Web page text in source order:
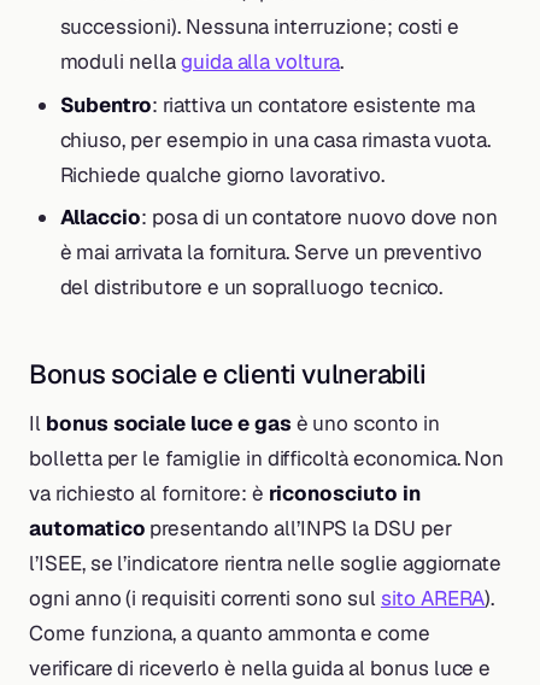
successioni). Nessuna interruzione; costi e
moduli nellaguida alla voltura.
Subentro: riattiva un contatore esistente ma
chiuso, per esempio in una casa rimasta vuota.
Richiede qualche giorno lavorativo.
Allaccio: posa di un contatore nuovo dove non
è mai arrivata la fornitura. Serve un preventivo
del distributore e un sopralluogo tecnico.
Bonus sociale e clienti vulnerabili
Il bonus sociale luce e gas è uno sconto in
bolletta per le famiglie in difficoltà economica. Non
va richiesto al fornitore: è riconosciuto in
automatico presentando all’INPS la DSU per
l’ISEE, se l’indicatore rientra nelle soglie aggiornate
ogni anno (i requisiti correnti sono sulsito ARERA).
Come funziona, a quanto ammonta e come
verificare di riceverlo è nella guida al bonus luce e